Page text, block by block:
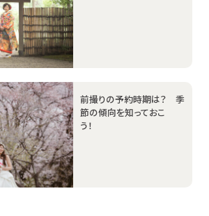
前撮りの予約時期は？ 季
節の傾向を知っておこ
う！